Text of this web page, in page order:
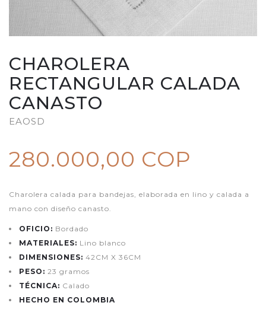
CHAROLERA
RECTANGULAR CALADA
CANASTO
EAOSD
280.000,00 COP
Charolera calada para bandejas, elaborada en lino y calada a
mano con diseño canasto.
OFICIO: Bordado
MATERIALES: Lino blanco
DIMENSIONES: 42CM X 36CM
PESO: 23 gramos
TÉCNICA: Calado
HECHO EN COLOMBIA